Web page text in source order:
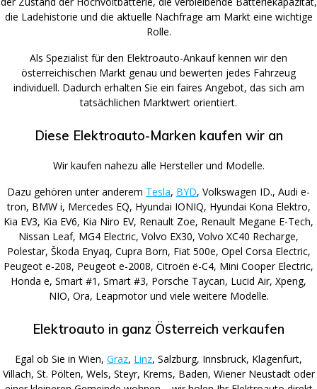
die Ladehistorie und die aktuelle Nachfrage am Markt eine wichtige
Rolle.
Als Spezialist für den Elektroauto-Ankauf kennen wir den
österreichischen Markt genau und bewerten jedes Fahrzeug
individuell. Dadurch erhalten Sie ein faires Angebot, das sich am
tatsächlichen Marktwert orientiert.
Diese Elektroauto-Marken kaufen wir an
Wir kaufen nahezu alle Hersteller und Modelle.
Dazu gehören unter anderem Tesla, BYD, Volkswagen ID., Audi e-
tron, BMW i, Mercedes EQ, Hyundai IONIQ, Hyundai Kona Elektro,
Kia EV3, Kia EV6, Kia Niro EV, Renault Zoe, Renault Megane E-Tech,
Nissan Leaf, MG4 Electric, Volvo EX30, Volvo XC40 Recharge,
Polestar, Škoda Enyaq, Cupra Born, Fiat 500e, Opel Corsa Electric,
Peugeot e-208, Peugeot e-2008, Citroën ë-C4, Mini Cooper Electric,
Honda e, Smart #1, Smart #3, Porsche Taycan, Lucid Air, Xpeng,
NIO, Ora, Leapmotor und viele weitere Modelle.
Elektroauto in ganz Österreich verkaufen
Egal ob Sie in Wien, Graz, Linz, Salzburg, Innsbruck, Klagenfurt,
Villach, St. Pölten, Wels, Steyr, Krems, Baden, Wiener Neustadt oder